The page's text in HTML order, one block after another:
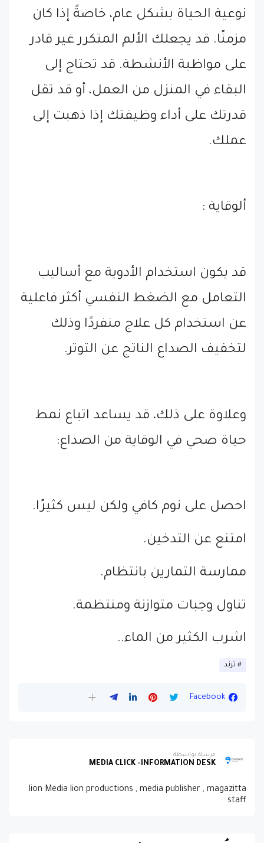
نوعية الحياة بشكل عام، خاصةً إذا كان
مزمنًا. قد يجعلك الألم المتكرر غير قادر
على مواظبة الأنشطة. قد تحتاج إلى
البقاء في المنزل من العمل، أو قد تقل
قدرتك على أداء وظيفتك إذا ذهبت إلى
عملك.
ألوقاية :
قد يكون استخدام الأدوية مع أساليب
التعامل مع الضغط النفسي أكثر فاعلية
عن استخدام كل علاج منفردًا وذلك
لتخفيف الصداع الناتج عن التوتر.
وعلاوة على ذلك، قد يساعد اتباع نمط
حياة صحي في الوقاية من الصداع:
احصل على نوم كافي ولكن ليس كثيرًا.
امتنع عن التدخين.
ممارسة التمارين بانتظام.
تناول وجبات متوازنة ومنتظمة.
اشرب الكثير من الماء..
ترند
Facebook
مرسلة بواسطة
MEDIA CLICK -INFORMATION DESK
lion Media lion productions , media publisher , magazitta
staff